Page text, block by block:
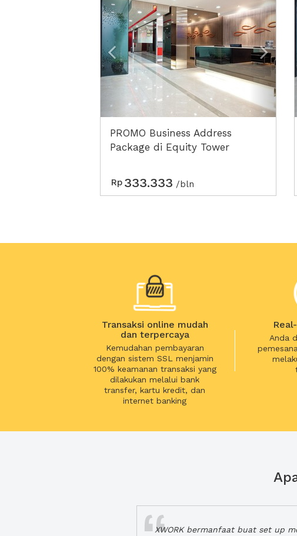
PROMO Business Address
Package di Equity Tower
Rp 333.333 /bln
Transaksi online mudah
dan terpercaya
Kemudahan pembayaran
dengan sistem SSL menjamin
100% keamanan transaksi yang
dilakukan melalui bank
transfer, kartu kredit, dan
internet banking
Anda
XWORK bermanfaat buat set up